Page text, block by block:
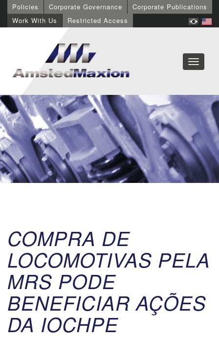
Policies Corporate Governance
Corporate Publications
Work With Us
Restricted Access
COMPRA DE
LOCOMOTIVAS PELA
MRS PODE
BENEFICIAR AÇÕES
DA IOCHPE